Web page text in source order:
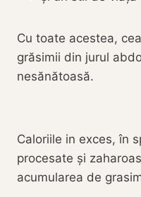
Cu toate acestea,
grăsimii din jurul
nesănătoasă.
Caloriile in exces, în
procesate și
acumularea de